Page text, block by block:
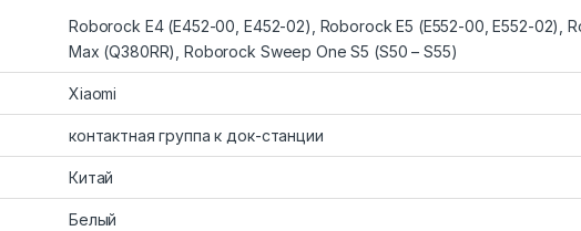
Roborock E4 (E452-00, E452-02), Roborock E5 (E552-00, E552-02),
Max (Q380RR), Roborock Sweep One S5 (S50 – S55)
Xiaomi
контактная группа к док-станции
Китай
Белый